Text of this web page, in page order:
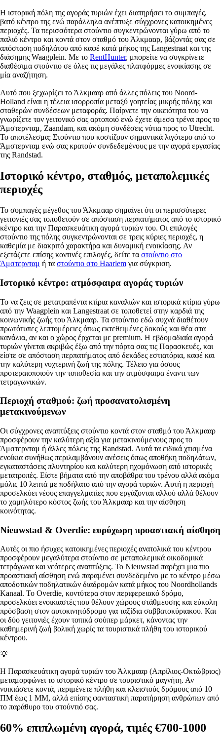
Η ιστορική πόλη της αγοράς τυριών έχει διατηρήσει το συμπαγές,
βατό κέντρο της ενώ παράλληλα ανέπτυξε σύγχρονες κατοικημένες
περιοχές. Τα περισσότερα στούντιο συγκεντρώνονται γύρω από το
παλιό κέντρο και κοντά στον σταθμό του Άλκμααρ, βάζοντάς σας σε
απόσταση ποδηλάτου από καφέ κατά μήκος της Langestraat και της
διάσημης Waagplein. Με το RentHunter, μπορείτε να συγκρίνετε
διαθέσιμα στούντιο σε όλες τις μεγάλες πλατφόρμες ενοικίασης σε
μία αναζήτηση.
Αυτό που ξεχωρίζει το Άλκμααρ από άλλες πόλεις του Noord-
Holland είναι η τέλεια ισορροπία μεταξύ γοητείας μικρής πόλης και
σταθερών συνδέσεων μεταφοράς. Παίρνετε την οικειότητα του να
γνωρίζετε τον γειτονικό σας αρτοποιό ενώ έχετε άμεσα τρένα προς το
Άμστερνταμ, Zaandam, και ακόμη συνδέσεις νότια προς το Utrecht.
Το αποτέλεσμα; Στούντιο που κοστίζουν σημαντικά λιγότερο από το
Άμστερνταμ ενώ σας κρατούν συνδεδεμένους με την αγορά εργασίας
της Randstad.
Ιστορικό κέντρο, σταθμός, μεταπολεμικές
περιοχές
Το συμπαγές μέγεθος του Άλκμααρ σημαίνει ότι οι περισσότερες
γειτονιές σας τοποθετούν σε απόσταση περπατήματος από το ιστορικό
κέντρο και την Παρασκευάτικη αγορά τυριών του. Οι επιλογές
στούντιο της πόλης συγκεντρώνονται σε τρεις κύριες περιοχές, η
καθεμία με διακριτό χαρακτήρα και δυναμική ενοικίασης. Αν
εξετάζετε επίσης κοντινές επιλογές, δείτε τα στούντιο στο
Άμστερνταμ ή τα στούντιο στο Haarlem για σύγκριση.
Ιστορικό κέντρο: ατμόσφαιρα αγοράς τυριών
Το να ζεις σε μετατραπέντα κτίρια καναλιών και ιστορικά κτίρια γύρω
από την Waagplein και Langestraat σε τοποθετεί στην καρδιά της
κοινωνικής ζωής του Άλκμααρ. Τα στούντιο εδώ συχνά διαθέτουν
πρωτότυπες λεπτομέρειες όπως εκτεθειμένες δοκούς και θέα στα
κανάλια, αν και ο χώρος έρχεται με premium. Η εβδομαδιαία αγορά
τυριών γίνεται ακριβώς έξω από την πόρτα σας τις Παρασκευές, και
είστε σε απόσταση περπατήματος από δεκάδες εστιατόρια, καφέ και
την καλύτερη νυχτερινή ζωή της πόλης. Τέλειο για όσους
προτεραιοποιούν την τοποθεσία και την ατμόσφαιρα έναντι των
τετραγωνικών.
Περιοχή σταθμού: ζωή προσανατολισμένη
μετακινούμενων
Οι σύγχρονες αναπτύξεις στούντιο κοντά στον σταθμό του Άλκμααρ
προσφέρουν την καλύτερη αξία για μετακινούμενους προς το
Άμστερνταμ ή άλλες πόλεις της Randstad. Αυτά τα ειδικά χτισμένα
ενοίκια συνήθως περιλαμβάνουν ανέσεις όπως αποθήκη ποδηλάτων,
εγκαταστάσεις πλυντηρίου και καλύτερη ηχομόνωση από ιστορικές
μετατροπές. Είστε βήματα από την αποβάθρα του τρένου αλλά ακόμα
μόλις 10 λεπτά με ποδήλατο από την αγορά τυριών. Αυτή η περιοχή
προσελκύει νέους επαγγελματίες που εργάζονται αλλού αλλά θέλουν
το χαμηλότερο κόστος ζωής του Άλκμααρ και την αίσθηση
κοινότητας.
Nieuwstad & Overdie: ευρύχωρη προαστιακή αίσθηση
Αυτές οι πιο ήσυχες κατοικημένες περιοχές ανατολικά του κέντρου
προσφέρουν μεγαλύτερα στούντιο σε μεταπολεμικά οικοδομικά
τετράγωνα και νεότερες αναπτύξεις. Το Nieuwstad παρέχει μια πιο
προαστιακή αίσθηση ενώ παραμένει συνδεδεμένο με το κέντρο μέσω
αποδοτικών ποδηλατικών διαδρομών κατά μήκος του Noordhollands
Kanaal. Το Overdie, κοντύτερα στον περιφερειακό δρόμο,
προσελκύει ενοικιαστές που θέλουν χώρους στάθμευσης και εύκολη
πρόσβαση στον αυτοκινητόδρομο για ταξίδια σαββατοκύριακου. Και
οι δύο γειτονιές έχουν τοπικά σούπερ μάρκετ, κάνοντας την
καθημερινή ζωή βολική χωρίς τα τουριστικά πλήθη του ιστορικού
κέντρου.
💡
Η Παρασκευάτικη αγορά τυριών του Άλκμααρ (Απρίλιος-Οκτώβριος)
μεταμορφώνει το ιστορικό κέντρο σε τουριστικό μαγνήτη. Αν
νοικιάσετε κοντά, περιμένετε πλήθη και κλειστούς δρόμους από 10
ΠΜ έως 1 ΜΜ, αλλά επίσης φανταστική παρατήρηση ανθρώπων από
το παράθυρο του στούντιό σας.
60% επιπλωμένη αγορά, τιμές €700-1000